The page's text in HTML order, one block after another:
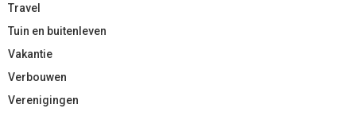
Travel
Tuin en buitenleven
Vakantie
Verbouwen
Verenigingen